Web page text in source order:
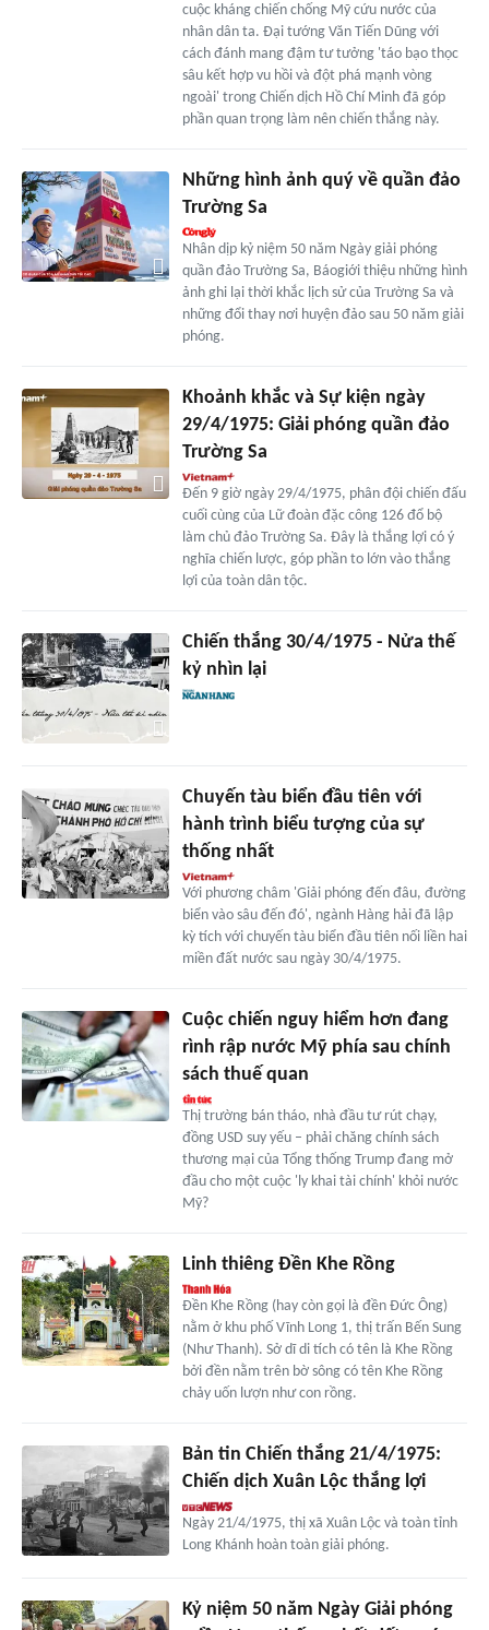
cuộc kháng chiến chống Mỹ cứu nước của
nhân dân ta. Đại tướng Văn Tiến Dũng với
cách đánh mang đậm tư tưởng 'táo bạo thọc
sâu kết hợp vu hồi và đột phá mạnh vòng
ngoài' trong Chiến dịch Hồ Chí Minh đã góp
phần quan trọng làm nên chiến thắng này.
Những hình ảnh quý về quần đảo
Trường Sa
Nhân dịp kỷ niệm 50 năm Ngày giải phóng
quần đảo Trường Sa, Báogiới thiệu những hình
ảnh ghi lại thời khắc lịch sử của Trường Sa và
những đổi thay nơi huyện đảo sau 50 năm giải
phóng.
Khoảnh khắc và Sự kiện ngày
29/4/1975: Giải phóng quần đảo
Trường Sa
Đến 9 giờ ngày 29/4/1975, phân đội chiến đấu
cuối cùng của Lữ đoàn đặc công 126 đổ bộ
làm chủ đảo Trường Sa. Đây là thắng lợi có ý
nghĩa chiến lược, góp phần to lớn vào thắng
lợi của toàn dân tộc.
Chiến thắng 30/4/1975 - Nửa thế
kỷ nhìn lại
Chuyến tàu biển đầu tiên với
hành trình biểu tượng của sự
thống nhất
Với phương châm 'Giải phóng đến đâu, đường
biển vào sâu đến đó', ngành Hàng hải đã lập
kỳ tích với chuyến tàu biển đầu tiên nối liền hai
miền đất nước sau ngày 30/4/1975.
Cuộc chiến nguy hiểm hơn đang
rình rập nước Mỹ phía sau chính
sách thuế quan
Thị trường bán tháo, nhà đầu tư rút chạy,
đồng USD suy yếu – phải chăng chính sách
thương mại của Tổng thống Trump đang mở
đầu cho một cuộc 'ly khai tài chính' khỏi nước
Mỹ?
Linh thiêng Đền Khe Rồng
Đền Khe Rồng (hay còn gọi là đền Đức Ông)
nằm ở khu phố Vĩnh Long 1, thị trấn Bến Sung
(Như Thanh). Sở dĩ di tích có tên là Khe Rồng
bởi đền nằm trên bờ sông có tên Khe Rồng
chảy uốn lượn như con rồng.
Bản tin Chiến thắng 21/4/1975:
Chiến dịch Xuân Lộc thắng lợi
Ngày 21/4/1975, thị xã Xuân Lộc và toàn tỉnh
Long Khánh hoàn toàn giải phóng.
Kỷ niệm 50 năm Ngày Giải phóng